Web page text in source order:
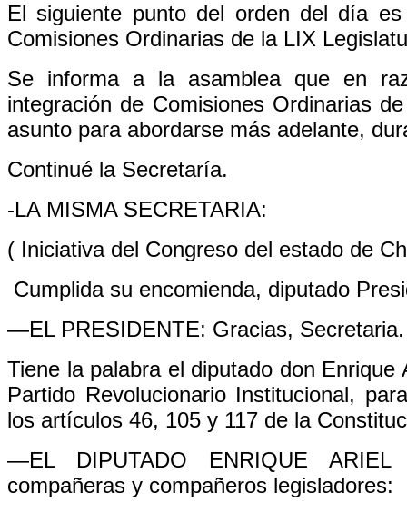
El siguiente punto del orden del día
Comisiones Ordinarias de la LIX
Se informa a la asamblea que en
integración de Comisiones Ordinarias
asunto para abordarse más adelante,
Continué la Secretaría.
-LA MISMA SECRETARIA:
( Iniciativa del Congreso del estado de
Cumplida su encomienda, diputado
—EL PRESIDENTE: Gracias,
Tiene la palabra el diputado don
Partido Revolucionario Institucional,
los artículos 46, 105 y 117 de la
—EL DIPUTADO ENRIQUE ARIEL
compañeras y compañeros legisladores: